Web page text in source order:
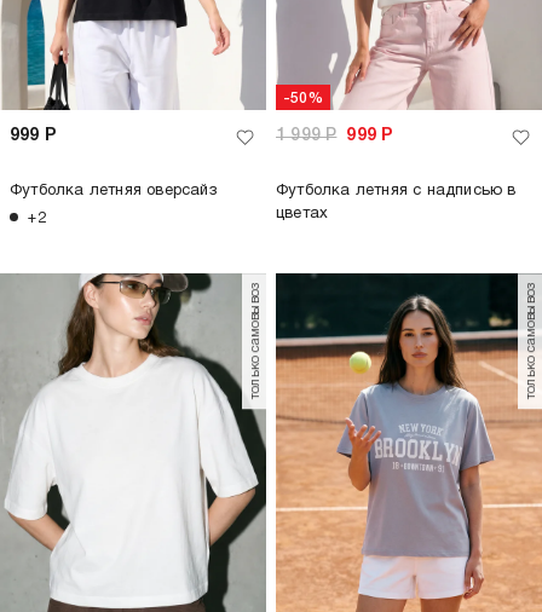
999 Р
Футболка летняя оверсайз
+2
-50%
1 999Р 999 Р
Футболка летняя с надписью в
цветах
только самовывоз только самовывоз